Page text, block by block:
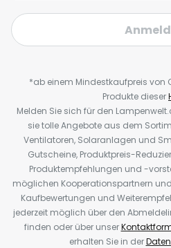
*ab einem Mindestkaufpreis von
Produkte dieser
Melden Sie sich für den
sie tolle Angebote aus dem
Ventilatoren, Solaranlagen und
Gutscheine, Produktpreis-
Produktempfehlungen und -
möglichen Kooperationspartnern
Kaufbewertungen und
jederzeit möglich über den
finden oder über unser
erhalten Sie in der